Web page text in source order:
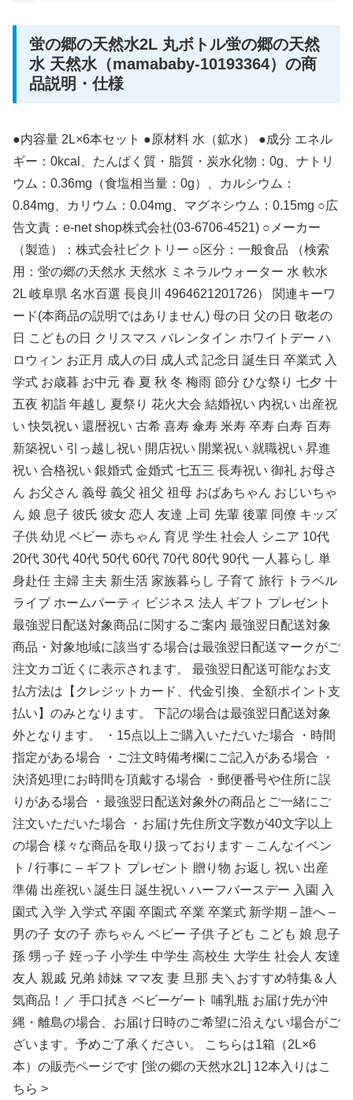
蛍の郷の天然水2L 丸ボトル蛍の郷の天然
水 天然水（mamababy-10193364）の商
品説明・仕様
●内容量 2L×6本セット ●原材料 水（鉱水） ●成分 エネル
ギー：0kcal、たんぱく質・脂質・炭水化物：0g、ナトリ
ウム：0.36mg（食塩相当量：0g）、カルシウム：
0.84mg、カリウム：0.04mg、マグネシウム：0.15mg ○広
告文責：e-net shop株式会社(03-6706-4521) ○メーカー
（製造）：株式会社ビクトリー ○区分：一般食品 （検索
用：蛍の郷の天然水 天然水 ミネラルウォーター 水 軟水
2L 岐阜県 名水百選 長良川 4964621201726） 関連キーワ
ード(本商品の説明ではありません) 母の日 父の日 敬老の
日 こどもの日 クリスマス バレンタイン ホワイトデー ハ
ロウィン お正月 成人の日 成人式 記念日 誕生日 卒業式 入
学式 お歳暮 お中元 春 夏 秋 冬 梅雨 節分 ひな祭り 七夕 十
五夜 初詣 年越し 夏祭り 花火大会 結婚祝い 内祝い 出産祝
い 快気祝い 還暦祝い 古希 喜寿 傘寿 米寿 卒寿 白寿 百寿
新築祝い 引っ越し祝い 開店祝い 開業祝い 就職祝い 昇進
祝い 合格祝い 銀婚式 金婚式 七五三 長寿祝い 御礼 お母さ
ん お父さん 義母 義父 祖父 祖母 おばあちゃん おじいちゃ
ん 娘 息子 彼氏 彼女 恋人 友達 上司 先輩 後輩 同僚 キッズ
子供 幼児 ベビー 赤ちゃん 育児 学生 社会人 シニア 10代
20代 30代 40代 50代 60代 70代 80代 90代 一人暮らし 単
身赴任 主婦 主夫 新生活 家族暮らし 子育て 旅行 トラベル
ライブ ホームパーティ ビジネス 法人 ギフト プレゼント
最強翌日配送対象商品に関するご案内 最強翌日配送対象
商品・対象地域に該当する場合は最強翌日配送マークがご
注文カゴ近くに表示されます。 最強翌日配送可能なお支
払方法は【クレジットカード、代金引換、全額ポイント支
払い】のみとなります。 下記の場合は最強翌日配送対象
外となります。 ・15点以上ご購入いただいた場合 ・時間
指定がある場合 ・ご注文時備考欄にご記入がある場合 ・
決済処理にお時間を頂戴する場合 ・郵便番号や住所に誤
りがある場合 ・最強翌日配送対象外の商品とご一緒にご
注文いただいた場合 ・お届け先住所文字数が40文字以上
の場合 様々な商品を取り扱っております – こんなイベン
ト / 行事に – ギフト プレゼント 贈り物 お返し 祝い 出産
準備 出産祝い 誕生日 誕生祝い ハーフバースデー 入園 入
園式 入学 入学式 卒園 卒園式 卒業 卒業式 新学期 – 誰へ –
男の子 女の子 赤ちゃん ベビー 子供 子ども こども 娘 息子
孫 甥っ子 姪っ子 小学生 中学生 高校生 大学生 社会人 友達
友人 親戚 兄弟 姉妹 ママ友 妻 旦那 夫＼おすすめ特集＆人
気商品！／ 手口拭き ベビーゲート 哺乳瓶 お届け先が沖
縄・離島の場合、お届け日時のご希望に沿えない場合がご
ざいます。予めご了承ください。 こちらは1箱（2L×6
本）の販売ページです [蛍の郷の天然水2L] 12本入りはこ
ちら >